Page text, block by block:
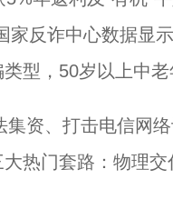
家反诈中心数据显
型，50岁以上中老
资、打击电信网络
热门套路：物理